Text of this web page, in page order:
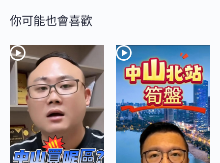
你可能也會喜歡